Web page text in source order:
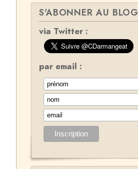
S'ABONNER AU BLOG
via Twitter :
par email :